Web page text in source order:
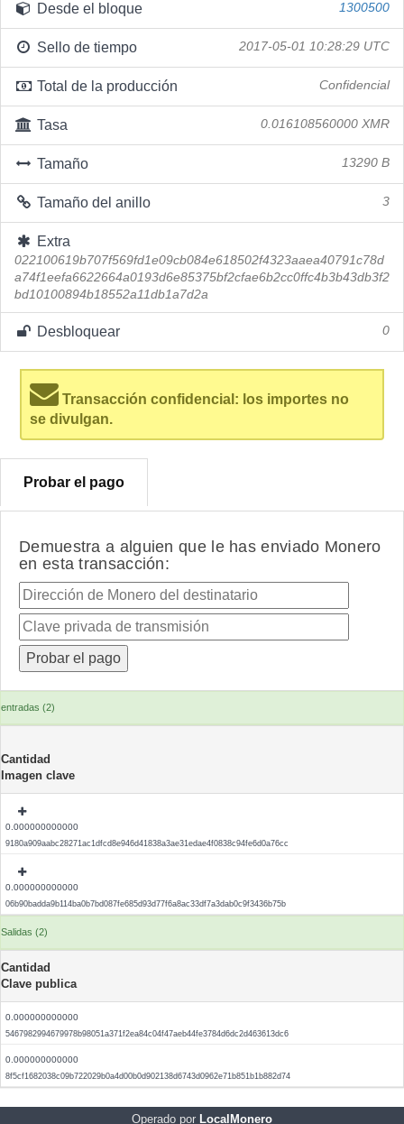
Desde el bloque 1300500
Sello de tiempo 2017-05-01 10:28:29 UTC
Total de la producción Confidencial
Tasa 0.016108560000 XMR
Tamaño 13290 B
Tamaño del anillo 3
Extra
022100619b707f569fd1e09cb084e618502f4323aaea40791c78d
a74f1eefa6622664a0193d6e85375bf2cfae6b2cc0ffc4b3b43db3f2
bd10100894b18552a11db1a7d2a
Desbloquear 0
Transacción confidencial: los importes no
se divulgan.
Probar el pago
Demuestra a alguien que le has enviado Monero
en esta transacción:
entradas (2)
Cantidad
Imagen clave
0.000000000000
9180a909aabc28271ac1dfcd8e946d41838a3ae31edae4f0838c94fe6d0a76cc
0.000000000000
06b90badda9b114ba0b7bd087fe685d93d77f6a8ac33df7a3dab0c9f3436b75b
Salidas (2)
Cantidad
Clave publica
0.000000000000
5467982994679978b98051a371f2ea84c04f47aeb44fe3784d6dc2d463613dc6
0.000000000000
8f5cf1682038c09b722029b0a4d00b0d902138d6743d0962e71b851b1b882d74
Operado por LocalMonero